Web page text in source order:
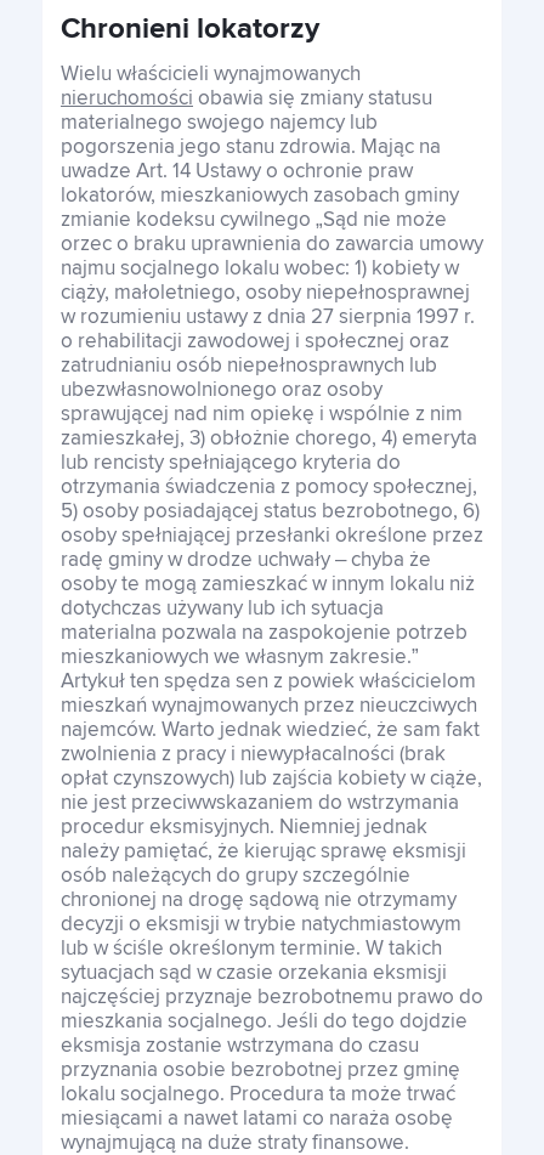
Chronieni lokatorzy
Wielu właścicieli wynajmowanych
nieruchomości obawia się zmiany statusu
materialnego swojego najemcy lub
pogorszenia jego stanu zdrowia. Mając na
uwadze Art. 14 Ustawy o ochronie praw
lokatorów, mieszkaniowych zasobach gminy
zmianie kodeksu cywilnego „Sąd nie może
orzec o braku uprawnienia do zawarcia umowy
najmu socjalnego lokalu wobec: 1) kobiety w
ciąży, małoletniego, osoby niepełnosprawnej
w rozumieniu ustawy z dnia 27 sierpnia 1997 r.
o rehabilitacji zawodowej i społecznej oraz
zatrudnianiu osób niepełnosprawnych lub
ubezwłasnowolnionego oraz osoby
sprawującej nad nim opiekę i wspólnie z nim
zamieszkałej, 3) obłożnie chorego, 4) emeryta
lub rencisty spełniającego kryteria do
otrzymania świadczenia z pomocy społecznej,
5) osoby posiadającej status bezrobotnego, 6)
osoby spełniającej przesłanki określone przez
radę gminy w drodze uchwały – chyba że
osoby te mogą zamieszkać w innym lokalu niż
dotychczas używany lub ich sytuacja
materialna pozwala na zaspokojenie potrzeb
mieszkaniowych we własnym zakresie.”
Artykuł ten spędza sen z powiek właścicielom
mieszkań wynajmowanych przez nieuczciwych
najemców. Warto jednak wiedzieć, że sam fakt
zwolnienia z pracy i niewypłacalności (brak
opłat czynszowych) lub zajścia kobiety w ciąże,
nie jest przeciwwskazaniem do wstrzymania
procedur eksmisyjnych. Niemniej jednak
należy pamiętać, że kierując sprawę eksmisji
osób należących do grupy szczególnie
chronionej na drogę sądową nie otrzymamy
decyzji o eksmisji w trybie natychmiastowym
lub w ściśle określonym terminie. W takich
sytuacjach sąd w czasie orzekania eksmisji
najczęściej przyznaje bezrobotnemu prawo do
mieszkania socjalnego. Jeśli do tego dojdzie
eksmisja zostanie wstrzymana do czasu
przyznania osobie bezrobotnej przez gminę
lokalu socjalnego. Procedura ta może trwać
miesiącami a nawet latami co naraża osobę
wynajmującą na duże straty finansowe.